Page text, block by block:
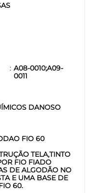
A08-0010;A09-
0011
DANOSO
FIO 60
TELA,TINTO
FIO FIADO
DE ALGODÃO NO
E UMA BASE DE
60.